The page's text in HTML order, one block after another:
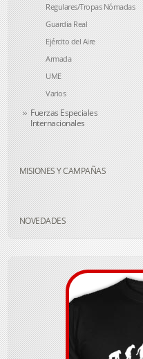
Regulares/Tropas Nómadas
Guardia Real
Ejército del Aire
Armada
UME
Varios
Fuerzas Especiales
Internacionales
MISIONES Y CAMPAÑAS
NOVEDADES